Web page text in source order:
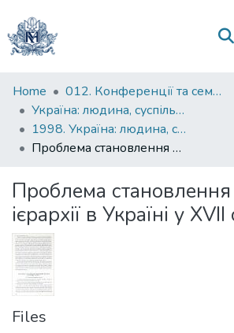
Communities
&
Collections
All of DSpace
Statistics
Home
012. Конференції та семінари НаУКМА
Україна: людина, суспільство, природа : щорічна наукова конференція
1998. Україна: людина, суспільство, природа : четверта щорічна наукова конференція : тези доповідей
Проблема становлення церковної ієрархії в Україні у XVII ст.
Проблема
ієрархії в Україні у XVII
Files